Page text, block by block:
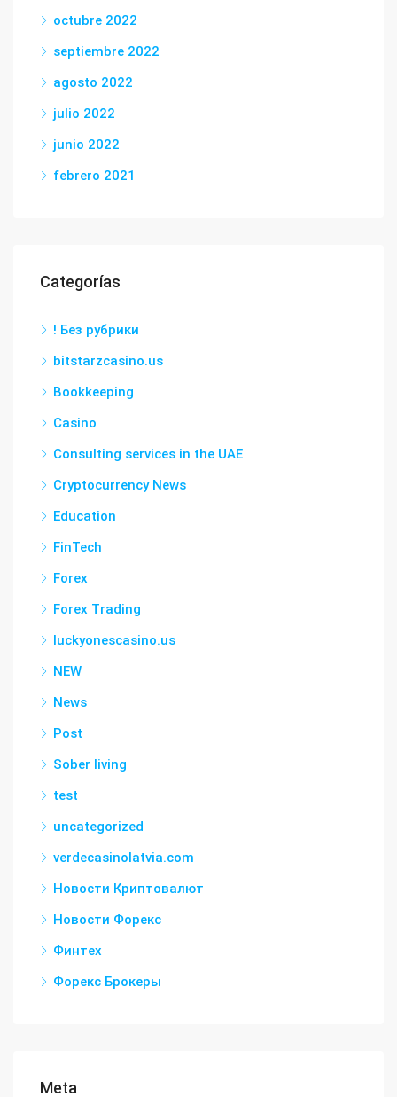
octubre 2022
septiembre 2022
agosto 2022
julio 2022
junio 2022
febrero 2021
Categorías
! Без рубрики
bitstarzcasino.us
Bookkeeping
Casino
Consulting services in the UAE
Cryptocurrency News
Education
FinTech
Forex
Forex Trading
luckyonescasino.us
NEW
News
Post
Sober living
test
uncategorized
verdecasinolatvia.com
Новости Криптовалют
Новости Форекс
Финтех
Форекс Брокеры
Meta